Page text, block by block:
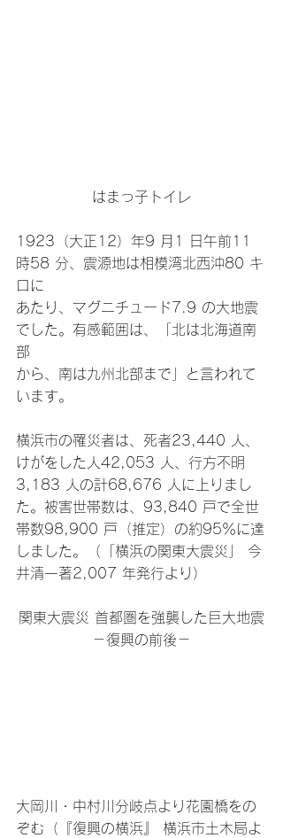
はまっ子トイレ
1923（大正12）年9 月1 日午前11
時58 分、震源地は相模湾北西沖80 キ
ロに
あたり、マグニチュード7.9 の大地震
でした。有感範囲は、「北は北海道南
部
から、南は九州北部まで」と言われて
います。
横浜市の罹災者は、死者23,440 人、
けがをした人42,053 人、行方不明
3,183 人の計68,676 人に上りまし
た。被害世帯数は、93,840 戸で全世
帯数98,900 戸（推定）の約95％に達
しました。（「横浜の関東大震災」 今
井清一著2,007 年発行より）
関東大震災 首都圏を強襲した巨大地震
－復興の前後－
大岡川・中村川分岐点より花園橋をの
ぞむ（『復興の横浜』 横浜市土木局よ